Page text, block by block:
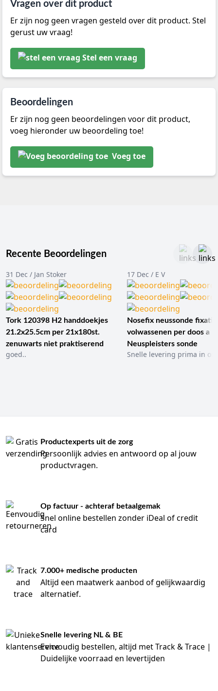
Vragen over dit product
Er zijn nog geen vragen gesteld over dit product. Stel
gerust uw vraag!
Stel een vraag
Beoordelingen
Er zijn nog geen beoordelingen voor dit product,
voeg hieronder uw beoordeling toe!
Voeg toe
Recente Beoordelingen
31 Dec / Jan Stoker
Tork 120398 H2 handdoekjes
21.2x25.5cm per 21x180st.
zenuwarts niet praktiserend
goed..
17 Dec / E V
Nosefix neussonde
volwassenen per doos a
Neuspleisters sonde
Snelle levering prima in
Productexperts uit de zorg
Persoonlijk advies en antwoord op al jouw
productvragen.
Op factuur - achteraf betaalgemak
Snel online bestellen zonder iDeal of credit
card
7.000+ medische producten
Altijd een maatwerk aanbod of gelijkwaardig
alternatief.
Snelle levering NL & BE
Eenvoudig bestellen, altijd met Track & Trace |
Duidelijke voorraad en levertijden